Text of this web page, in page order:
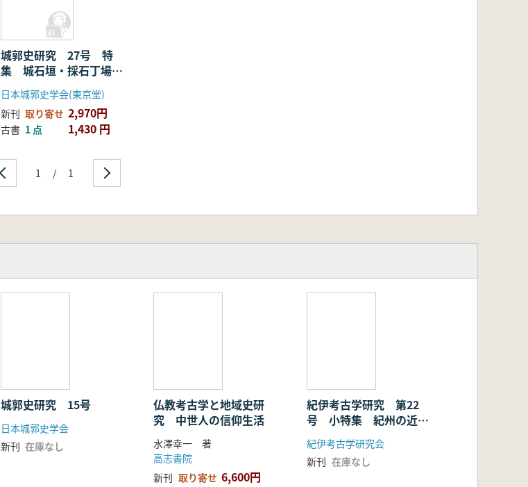
城郭史研究 27号 特
集 城石垣・採石丁場
(論考と調査成果)
日本城郭史学会(東京堂)
新刊 取り寄せ 2,970円
古書 1 点 1,430 円
1 / 1
城郭史研究 15号
日本城郭史学会
新刊 在庫なし
仏教考古学と地域史研
究 中世人の信仰生活
水澤幸一 著
高志書院
新刊 取り寄せ 6,600円
紀伊考古学研究 第22
号 小特集 紀州の近世
城郭
紀伊考古学研究会
新刊 在庫なし